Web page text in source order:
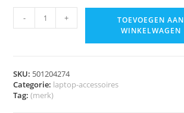
- +
TOEVOEGEN AAN
WINKELWAGEN
SKU: 501204274
Categorie: laptop-accessoires
Tag:(merk)